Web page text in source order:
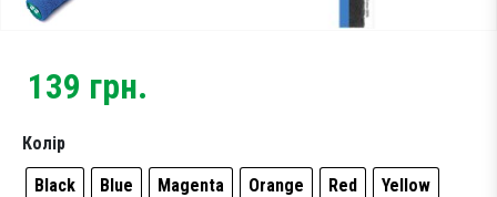
139 грн.
Колір
Black
Blue Magenta Orange Red Yellow